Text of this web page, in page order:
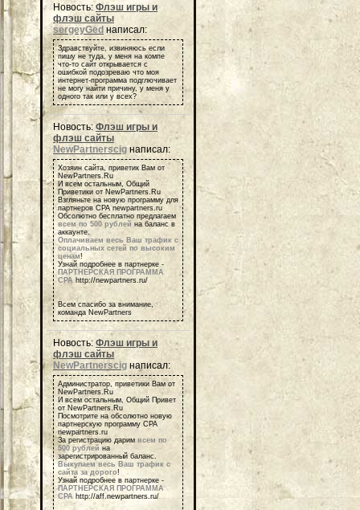
Новость: Флэш игры и
флэш сайты
sergeyGed написал:
Здравствуйте, извиняюсь если
пишу не туда, у меня на компе
что-то сайт открывается с
ошибкой подозреваю что моя
интернет-программа подглючивает
не могу найти причину, у меня у
одного так или у всех?
Новость:Флэш игры и
флэш сайты
NewPartnerscigнаписал:
Хозяин сайта, приветик Вам от
NewPartners.Ru
И всем остальным, Общий
Приветики от NewPartners.Ru
Взгляньте на новую программу для
партнеров СРА newpartners.ru
Обсолютно бесплатно предлагаем
всем по 500 рублей на баланс в
аккаунте.
Оплачиваем весь Ваш трафик с
социальных сетей по высоким
ценам!
Узнай подробнее в партнерке -
ПАРТНЕРСКАЯ ПРОГРАММА
СРА http://newpartners.ru/
Всем спасибо за внимание,
команда NewPartners
Новость: Флэш игры и
флэш сайты
NewPartnerscig написал:
Администратор, приветики Вам от
NewPartners.Ru
И всем остальным, Общий Привет
от NewPartners.Ru
Посмотрите на обсолютно новую
партнерскую программу СРА
newpartners.ru
За регистрацию дарим всем по
500 рублей на
зарегистрированный баланс.
Выкупаем весь Ваш трафик с
сайта за дорого!
Узнай подробнее в партнерке -
ПАРТНЕРСКАЯ ПРОГРАММА
СРА http://aff.newpartners.ru/